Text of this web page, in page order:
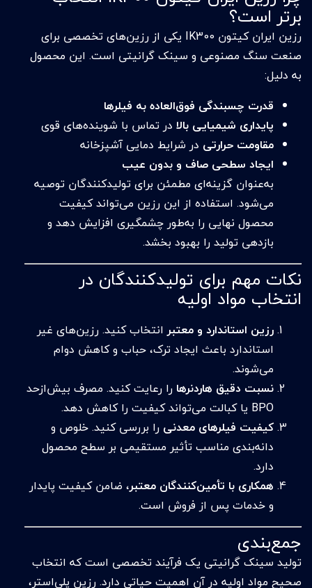
برتر است؟
رزین ایران کیتون IK300 یکی از رزین‌های تخصصی برای
صنعت سنگ مصنوعی و سینک گرانیتی است. این محصول
به دلیل:
قدرت چسبندگی فوق‌العاده به فیلرها
پایداری شیمیایی بالا در تماس با شوینده‌های قوی
مقاومت حرارتی در شرایط دمایی آشپزخانه
ایجاد سطحی صاف و بدون عیب
به‌عنوان گزینه‌ای مطمئن برای تولیدکنندگان توصیه
می‌شود. استفاده از این رزین می‌تواند کیفیت
محصول نهایی را به‌طور چشمگیری افزایش دهد و
بازدهی تولید را بهبود بخشد.
نکات مهم برای تولیدکنندگان در
انتخاب مواد اولیه
رزین استاندارد و معتبر انتخاب کنید. رزین‌های غیر
استاندارد باعث ایجاد ترک، حباب و کاهش دوام
می‌شوند.
نسبت دقیق هاردنرها را رعایت کنید. مصرف بیش‌ازحد
BPO یا کبالت می‌تواند کیفیت را کاهش دهد.
کیفیت فیلرهای معدنی را بررسی کنید. خلوص و
دانه‌بندی مناسب تأثیر مستقیمی بر سطح محصول
دارد.
همکاری با تأمین‌کنندگان معتبر، ضامن کیفیت پایدار
و خدمات پس از فروش است.
جمع‌بندی
تولید سینک گرانیتی یک فرآیند تخصصی است که انتخاب
صحیح مواد اولیه در آن اهمیت حیاتی دارد. رزین پلی‌استر،